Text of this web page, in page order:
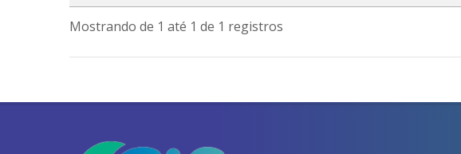
Mostrando de 1 até 1 de 1 registros